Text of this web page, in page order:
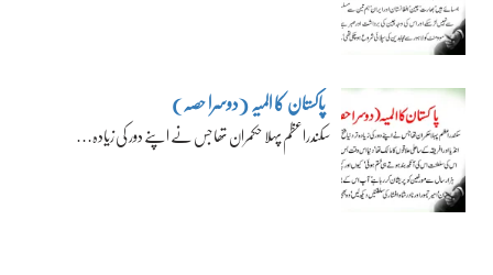
پاکستان کا المیہ (دوسرا حصہ)
سکندراعظم پہلا حکمران تھا جس نے اپنے دور کی زیادہ…